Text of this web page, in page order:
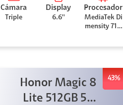
Cámara
Triple
Display
6.6''
Procesador
MediaTek Di
mensity 710
43%
Honor Magic 8
Lite 512GB 5G